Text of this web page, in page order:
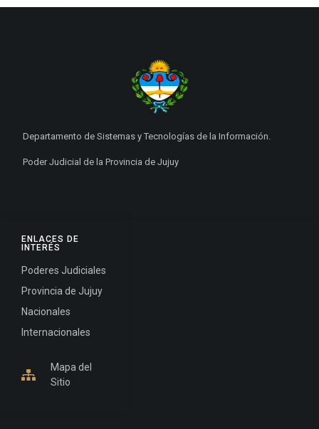
ENLACES DE
INTERÉS
Poderes Judiciales
Provincia de Jujuy
Nacionales
Internacionales
Mapa del
Sitio
Departamento de Sistemas y Tecnologías de la Información.
Poder Judicial de la Provincia de Jujuy